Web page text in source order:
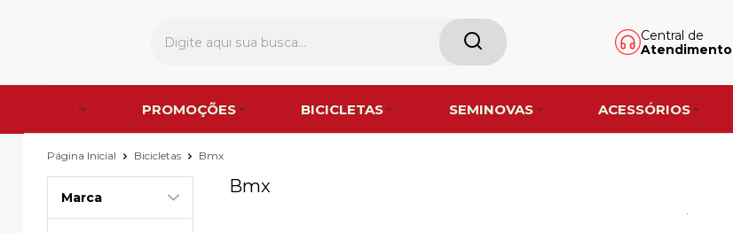
Central de
Atendimento
PROMOÇÕES BICICLETAS SEMINOVAS ACESSÓRIOS
Página Inicial Bicicletas Bmx
Marca
Bmx